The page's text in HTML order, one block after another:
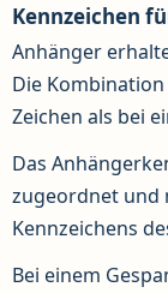
Kennzeichen
Anhänger
Die
Zeichen als bei
Das
zugeordnet und
Kennzeichens
Bei einem